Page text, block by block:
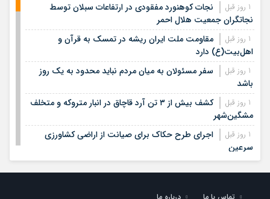
نجات کوهنورد مفقودی در ارتفاعات سبلان توسط
نجاتگران جمعیت هلال احمر
مقاومت ملت ایران ریشه در تمسک به قرآن و
اهل‌بیت(ع) دارد
سفر مسئولان به میان مردم نباید محدود به یک روز
باشد
کشف بیش از ۳ تن آرد قاچاق در انبار متروکه و متخلف
مشگین‌شهر
اجرای طرح حکاک برای صیانت از اراضی کشاورزی
سرعین